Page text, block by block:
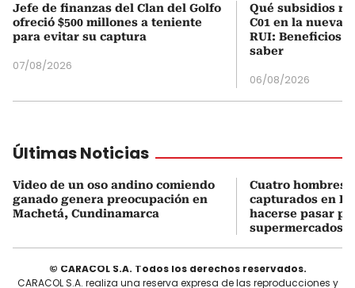
Jefe de finanzas del Clan del Golfo
ofreció $500 millones a teniente
para evitar su captura
07/08/2026
Qué subsidios
C01 en la nueva
RUI: Beneficios
saber
06/08/2026
Últimas Noticias
Video de un oso andino comiendo
ganado genera preocupación en
Machetá, Cundinamarca
Cuatro hombres
capturados en
hacerse pasar
supermercados
© CARACOL S.A. Todos los derechos reservados.
CARACOL S.A. realiza una reserva expresa de las reproducciones y